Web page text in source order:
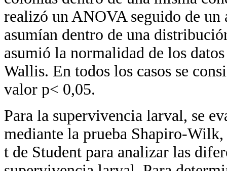
realizó un ANOVA seguido de un
asumían dentro de una
asumió la normalidad de los
Wallis. En todos los casos se
valor p< 0,05.
Para la supervivencia larval, se
mediante la prueba Shapiro-
t de Student para analizar las